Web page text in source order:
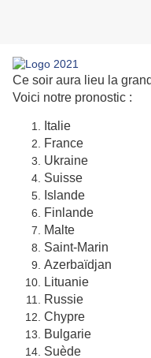
Ce soir aura lieu la
Voici notre pronostic :
Italie
France
Ukraine
Suisse
Islande
Finlande
Malte
Saint-Marin
Azerbaïdjan
Lituanie
Russie
Chypre
Bulgarie
Suède